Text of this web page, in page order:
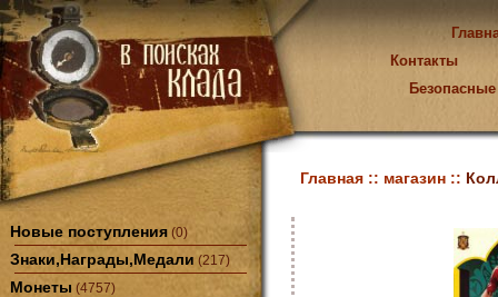
Контакты
Новые поступления (0)
Знаки,Награды,Медали (217)
Монеты (4757)
Главная :: магазин ::